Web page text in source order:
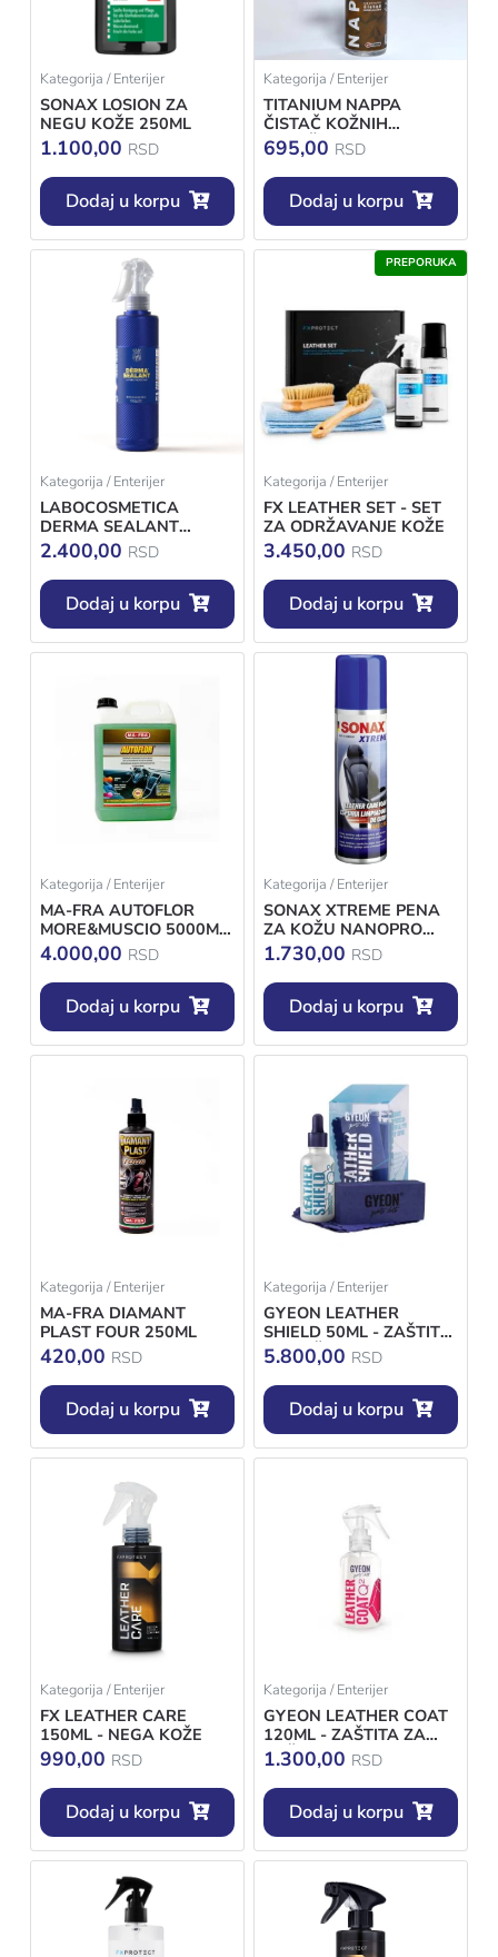
Kategorija / Enterijer
SONAX LOSION ZA
NEGU KOŽE 250ML
1.100,00 RSD
Dodaj u korpu
Kategorija / Enterijer
TITANIUM NAPPA
ČISTAČ KOŽNIH
POVRŠINA 500ML
695,00 RSD
Dodaj u korpu
Kategorija / Enterijer
LABOCOSMETICA
DERMA SEALANT
250ML
2.400,00 RSD
Dodaj u korpu
Kategorija / Enterijer
FX LEATHER SET - SET
ZA ODRŽAVANJE KOŽE
PREPORUKA
3.450,00 RSD
Dodaj u korpu
Kategorija / Enterijer
MA-FRA AUTOFLOR
MORE&MUSCIO 5000ML
MIRIS
4.000,00 RSD
Dodaj u korpu
Kategorija / Enterijer
SONAX XTREME PENA
ZA KOŽU NANOPRO
250ML
1.730,00 RSD
Dodaj u korpu
Kategorija / Enterijer
MA-FRA DIAMANT
PLAST FOUR 250ML
420,00 RSD
Dodaj u korpu
Kategorija / Enterijer
GYEON LEATHER
SHIELD 50ML - ZAŠTITA
ZA KOŽU
5.800,00 RSD
Dodaj u korpu
Kategorija / Enterijer
FX LEATHER CARE
150ML - NEGA KOŽE
990,00 RSD
Dodaj u korpu
Kategorija / Enterijer
GYEON LEATHER COAT
120ML - ZAŠTITA ZA
KOŽU
1.300,00 RSD
Dodaj u korpu